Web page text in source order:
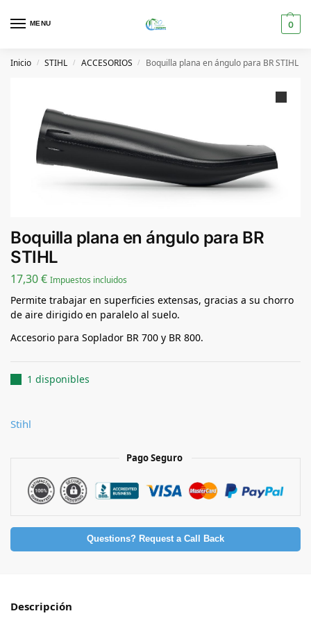
MENU 0
Inicio / STIHL / ACCESORIOS / Boquilla plana en ángulo para BR STIHL
Boquilla plana en ángulo para BR
STIHL
17,30€ Impuestos incluidos
Permite trabajar en superficies extensas, gracias a su chorro
de aire dirigido en paralelo al suelo.
Accesorio para Soplador BR 700 y BR 800.
1 disponibles
Stihl
Pago Seguro
Questions? Request a Call Back
Descripción